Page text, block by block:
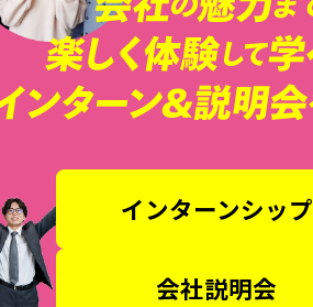
インターンシップ
会社説明会